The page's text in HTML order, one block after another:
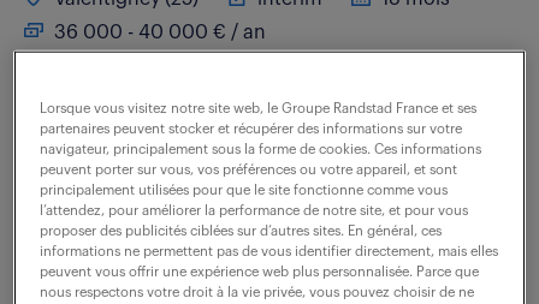
36 000 - 40 000 € / an
sein d'une équipe structurée, vous assurez la fiabilité
des informations comptables et financières de
l'entité. Votre rôle est central et...
voir l'offre
Lorsque vous visitez notre site web, le Groupe Randstad France et ses
partenaires peuvent stocker et récupérer des informations sur votre
navigateur, principalement sous la forme de cookies. Ces informations
peuvent porter sur vous, vos préférences ou votre appareil, et sont
principalement utilisées pour que le site fonctionne comme vous
l’attendez, pour améliorer la performance de notre site, et pour vous
proposer des publicités ciblées sur d’autres sites. En général, ces
informations ne permettent pas de vous identifier directement, mais elles
peuvent vous offrir une expérience web plus personnalisée. Parce que
nous respectons votre droit à la vie privée, vous pouvez choisir de ne